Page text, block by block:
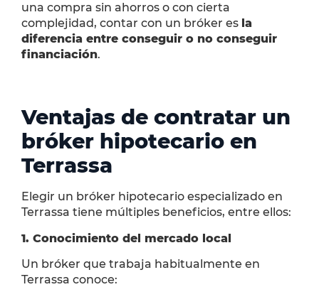
una compra sin ahorros o con cierta
complejidad, contar con un bróker es la
diferencia entre conseguir o no conseguir
financiación.
Ventajas de contratar un
bróker hipotecario en
Terrassa
Elegir un bróker hipotecario especializado en
Terrassa tiene múltiples beneficios, entre ellos:
1. Conocimiento del mercado local
Un bróker que trabaja habitualmente en
Terrassa conoce: